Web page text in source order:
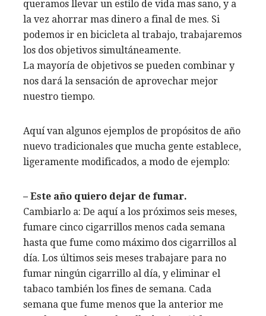
queramos llevar un estilo de vida mas sano, y a
la vez ahorrar mas dinero a final de mes. Si
podemos ir en bicicleta al trabajo, trabajaremos
los dos objetivos simultáneamente.
La mayoría de objetivos se pueden combinar y
nos dará la sensación de aprovechar mejor
nuestro tiempo.
Aquí van algunos ejemplos de propósitos de año
nuevo tradicionales que mucha gente establece,
ligeramente modificados, a modo de ejemplo:
– Este año quiero dejar de fumar.
Cambiarlo a: De aquí a los próximos seis meses,
fumare cinco cigarrillos menos cada semana
hasta que fume como máximo dos cigarrillos al
día. Los últimos seis meses trabajare para no
fumar ningún cigarrillo al día, y eliminar el
tabaco también los fines de semana. Cada
semana que fume menos que la anterior me